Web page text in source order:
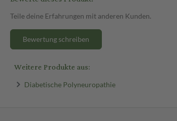
Teile deine Erfahrungen mit anderen Kunden.
Bewertung schreiben
Weitere Produkte aus:
Diabetische Polyneuropathie